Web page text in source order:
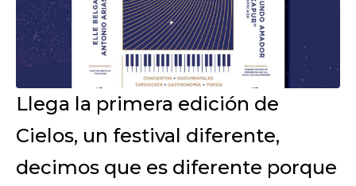
Llega la primera edición de
Cielos, un festival diferente,
decimos que es diferente porque